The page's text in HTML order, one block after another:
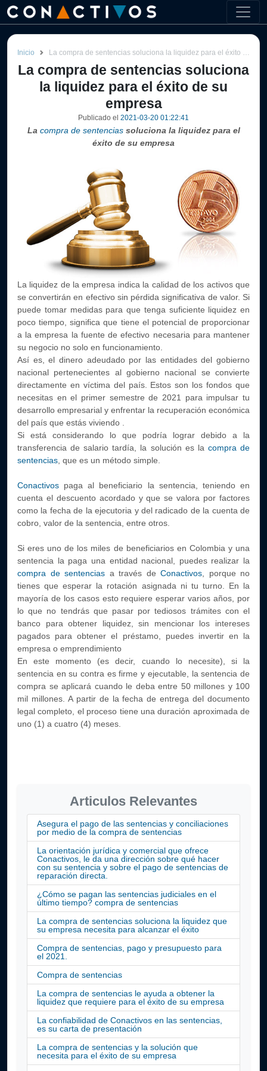
Inicio La compra de sentencias soluciona la liquidez para el éxito de su empresa
La compra de sentencias soluciona
la liquidez para el éxito de su
empresa
Publicado el 2021-03-20 01:22:41
La compra de sentenciassoluciona la liquidez para el
éxito de su empresa
La liquidez de la empresa indica la calidad de los activos que
se convertirán en efectivo sin pérdida significativa de valor. Si
puede tomar medidas para que tenga suficiente liquidez en
poco tiempo, significa que tiene el potencial de proporcionar
a la empresa la fuente de efectivo necesaria para mantener
su negocio no solo en funcionamiento.
Así es, el dinero adeudado por las entidades del gobierno
nacional pertenecientes al gobierno nacional se convierte
directamente en víctima del país. Estos son los fondos que
necesitas en el primer semestre de 2021 para impulsar tu
desarrollo empresarial y enfrentar la recuperación económica
del país que estás viviendo .
Si está considerando lo que podría lograr debido a la
transferencia de salario tardía, la solución es la compra de
sentencias , que es un método simple.
Conactivos paga al beneficiario la sentencia, teniendo en
cuenta el descuento acordado y que se valora por factores
como la fecha de la ejecutoria y del radicado de la cuenta de
cobro, valor de la sentencia, entre otros.
Si eres uno de los miles de beneficiarios en Colombia y una
sentencia la paga una entidad nacional, puedes realizar la
compra de sentencias a través de Conactivos , porque no
tienes que esperar la rotación asignada ni tu turno. En la
mayoría de los casos esto requiere esperar varios años, por
lo que no tendrás que pasar por tediosos trámites con el
banco para obtener liquidez, sin mencionar los intereses
pagados para obtener el préstamo, puedes invertir en la
empresa o emprendimiento
En este momento (es decir, cuando lo necesite), si la
sentencia en su contra es firme y ejecutable, la sentencia de
compra se aplicará cuando le deba entre 50 millones y 100
mil millones. A partir de la fecha de entrega del documento
legal completo, el proceso tiene una duración aproximada de
uno (1) a cuatro (4) meses.
Articulos Relevantes
Asegura el pago de las sentencias y conciliaciones
por medio de la compra de sentencias
La orientación jurídica y comercial que ofrece
Conactivos, le da una dirección sobre qué hacer
con su sentencia y sobre el pago de sentencias de
reparación directa.
¿Cómo se pagan las sentencias judiciales en el
último tiempo? compra de sentencias
La compra de sentencias soluciona la liquidez que
su empresa necesita para alcanzar el éxito
Compra de sentencias, pago y presupuesto para
el 2021.
Compra de sentencias
La compra de sentencias le ayuda a obtener la
liquidez que requiere para el éxito de su empresa
La confiabilidad de Conactivos en las sentencias,
es su carta de presentación
La compra de sentencias y la solución que
necesita para el éxito de su empresa